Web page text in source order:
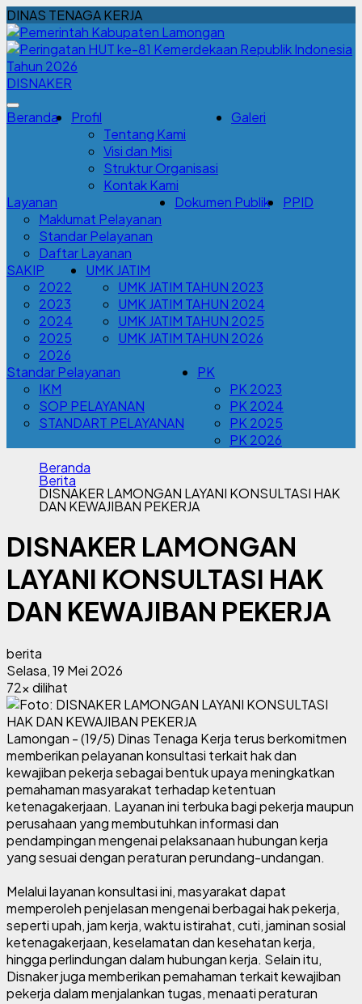
DINAS TENAGA KERJA
DISNAKER
Beranda
Profil
Tentang Kami
Visi dan Misi
Struktur Organisasi
Kontak Kami
Galeri
Layanan
Maklumat Pelayanan
Standar Pelayanan
Daftar Layanan
Dokumen Publik PPID
SAKIP
2022
2023
2024
2025
2026
UMK JATIM
UMK JATIM TAHUN 2023
UMK JATIM TAHUN 2024
UMK JATIM TAHUN 2025
UMK JATIM TAHUN 2026
Standar Pelayanan
IKM
SOP PELAYANAN
STANDART PELAYANAN
PK
PK 2023
PK 2024
PK 2025
PK 2026
Beranda
Berita
DISNAKER LAMONGAN LAYANI KONSULTASI HAK
DAN KEWAJIBAN PEKERJA
DISNAKER LAMONGAN
LAYANI KONSULTASI HAK
DAN KEWAJIBAN PEKERJA
berita
Selasa, 19 Mei 2026
72x dilihat
Lamongan - (19/5) Dinas Tenaga Kerja terus berkomitmen
memberikan pelayanan konsultasi terkait hak dan
kewajiban pekerja sebagai bentuk upaya meningkatkan
pemahaman masyarakat terhadap ketentuan
ketenagakerjaan. Layanan ini terbuka bagi pekerja maupun
perusahaan yang membutuhkan informasi dan
pendampingan mengenai pelaksanaan hubungan kerja
yang sesuai dengan peraturan perundang-undangan.
Melalui layanan konsultasi ini, masyarakat dapat
memperoleh penjelasan mengenai berbagai hak pekerja,
seperti upah, jam kerja, waktu istirahat, cuti, jaminan sosial
ketenagakerjaan, keselamatan dan kesehatan kerja,
hingga perlindungan dalam hubungan kerja. Selain itu,
Disnaker juga memberikan pemahaman terkait kewajiban
pekerja dalam menjalankan tugas, menaati peraturan